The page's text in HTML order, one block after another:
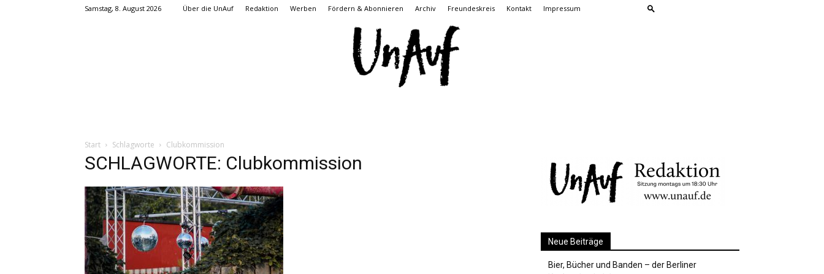
Samstag, 8. August 2026 Über die UnAuf Redaktion Werben Fördern & Abonnieren Archiv Freundeskreis Kontakt Impressum
Start Schlagworte Clubkommission
SCHLAGWORTE: Clubkommission
Neue Beiträge
Bier, Bücher und Banden – der Berliner